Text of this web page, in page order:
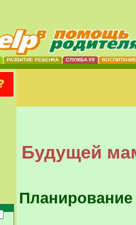
РАЗВИТИЕ РЕБЕНКА СЛУЖБА 09 ВОСПИТАНИЕ
Будущей